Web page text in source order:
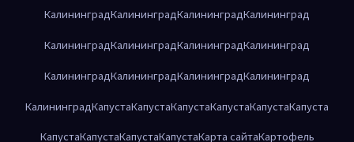
КалининградКалининградКалининградКалининград
КалининградКалининградКалининградКалининград
КалининградКалининградКалининградКалининград
КалининградКапустаКапустаКапустаКапустаКапустаКапуста
КапустаКапустаКапустаКапустаКарта сайтаКартофель